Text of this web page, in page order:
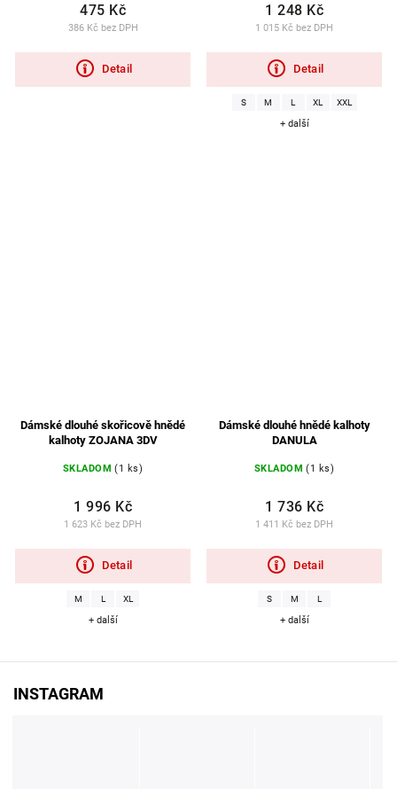
386 Kč bez DPH
475 Kč
Detail
1 015 Kč bez DPH
1 248 Kč
Detail
S M L XL XXL
+ další
Dámské dlouhé skořicově hnědé
kalhoty ZOJANA 3DV
SKLADOM (1 ks)
1 623 Kč bez DPH
1 996 Kč
Detail
M L XL
+ další
Dámské dlouhé hnědé kalhoty
DANULA
SKLADOM (1 ks)
1 411 Kč bez DPH
1 736 Kč
Detail
S M L
+ další
INSTAGRAM